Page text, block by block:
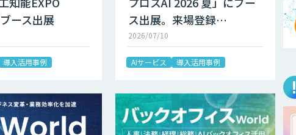
ース出展
導入活用事例
ス出展。来場登録…
2026/07/10
AIサービス 導入活用事例